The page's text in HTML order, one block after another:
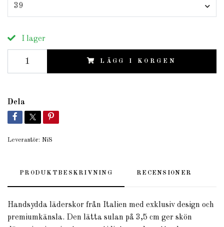
39
I lager
LÄGG I KORGEN
Dela
Leverantör: NiS
PRODUKTBESKRIVNING RECENSIONER
Handsydda läderskor från Italien med exklusiv design och
premiumkänsla. Den lätta sulan på 3,5 cm ger skön